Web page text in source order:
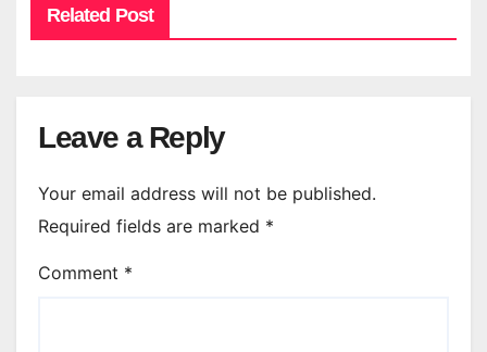
Related Post
Leave a Reply
Your email address will not be published.
Required fields are marked *
Comment *